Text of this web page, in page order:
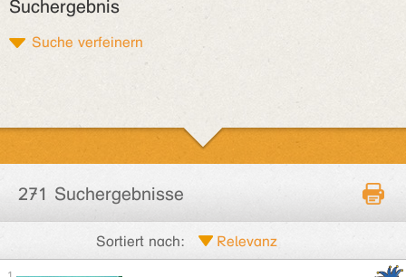
Suchergebnis
Suche verfeinern
271 Suchergebnisse
Sortiert nach: